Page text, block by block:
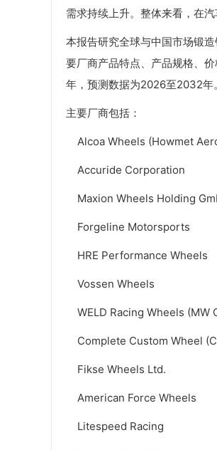
需求持续上升。整体来看，在
本报告研究全球与中国市场锻
要厂商产品特点、产品规格、
年，预测数据为2026至2032年。
主要厂商包括：
Alcoa Wheels (Howmet
Accuride Corporation
Maxion Wheels Holding
Forgeline Motorsports
HRE Performance Wheels
Vossen Wheels
WELD Racing Wheels (MW
Complete Custom Wheel
Fikse Wheels Ltd.
American Force Wheels
Litespeed Racing